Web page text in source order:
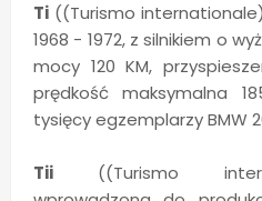
Ti((Turismo
1968 - 1972, z silnikiem o
mocy 120 KM,
prędkość maksymalna
tysięcy egzemplarzy BMW
Tii((Turismo